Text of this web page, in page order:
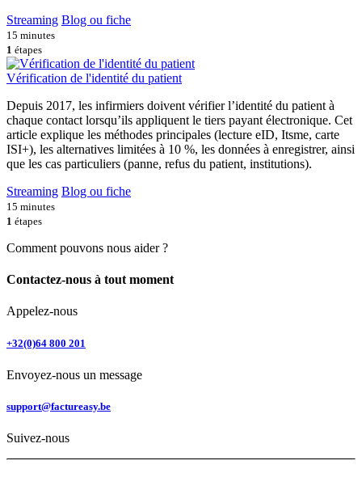
Streaming Blog ou fiche
15 minutes
1 étapes
Vérification de l'identité du patient
Depuis 2017, les infirmiers doivent vérifier l’identité du patient à
chaque contact lorsqu’ils appliquent le tiers payant électronique. Cet
article explique les méthodes principales (lecture eID, Itsme, carte
ISI+), les alternatives limitées à 10 %, les données à enregistrer, ainsi
que les cas particuliers (panne, refus du patient, institutions).
Streaming Blog ou fiche
15 minutes
1 étapes
Comment pouvons nous aider ?
Contactez-nous à tout moment
Appelez-nous
+32(0)64 800 201
Envoyez-nous un message
support@factureasy.be
Suivez-nous